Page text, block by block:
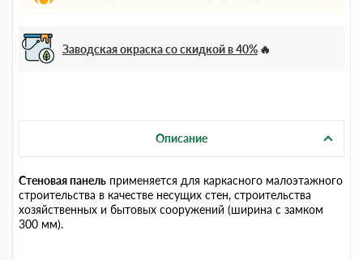
Заводская окраска со скидкой в 40%
Описание
Стеновая панель применяется для каркасного малоэтажного
строительства в качестве несущих стен, строительства
хозяйственных и бытовых сооружений (ширина с замком
300 мм).